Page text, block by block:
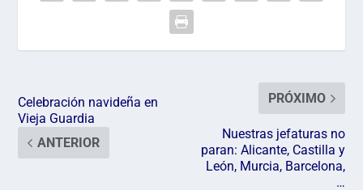
Celebración navideña en
Vieja Guardia
ANTERIOR
PRÓXIMO
Nuestras jefaturas no
paran: Alicante, Castilla y
León, Murcia, Barcelona,
…